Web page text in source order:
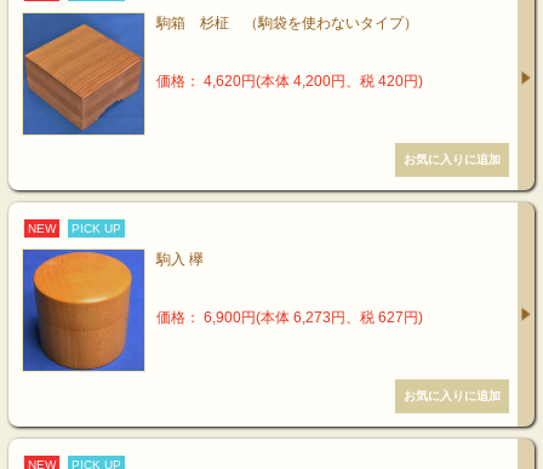
駒箱 杉柾 （駒袋を使わないタイプ）
価格： 4,620円(本体 4,200円、税 420円)
NEW PICK UP
駒入 欅
価格： 6,900円(本体 6,273円、税 627円)
NEW PICK UP